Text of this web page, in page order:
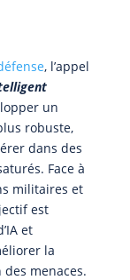
, l’appel
un
robuste,
dans des
Face à
militaires et
est
et
la
menaces.